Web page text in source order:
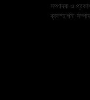
সম্পাদক ও
ব্যবস্হাপনা